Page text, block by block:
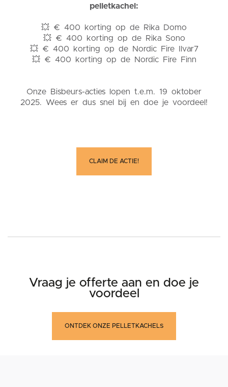
pelletkachel:
💥 € 400 korting op de Rika Domo
💥 € 400 korting op de Rika Sono
💥 € 400 korting op de Nordic Fire Ilvar7
💥 € 400 korting op de Nordic Fire Finn
Onze Bisbeurs-acties lopen t.e.m. 19 oktober
2025. Wees er dus snel bij en doe je voordeel!
CLAIM DE ACTIE!
Vraag je offerte aan en doe je
voordeel
ONTDEK ONZE PELLETKACHELS